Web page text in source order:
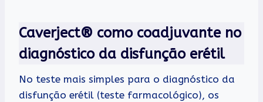
Caverject® como coadjuvante no
diagnóstico da disfunção erétil
No teste mais simples para o diagnóstico da
disfunção erétil (teste farmacológico), os